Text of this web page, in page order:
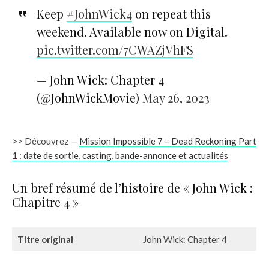
Keep #JohnWick4on repeat this
weekend. Available now on Digital.
pic.twitter.com/7CWAZjVhFS
— John Wick: Chapter 4
(@JohnWickMovie) May 26, 2023
>> Découvrez — Mission Impossible 7 – Dead Reckoning Part
1 : date de sortie, casting, bande-annonce et actualités
Un bref résumé de l’histoire de « John Wick :
Chapitre 4 »
Titre original John Wick: Chapter 4